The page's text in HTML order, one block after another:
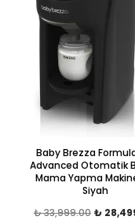
Baby Brezza
Advanced Otomatik
Mama Yapma
Siyah
₺ 33,999.00 ₺